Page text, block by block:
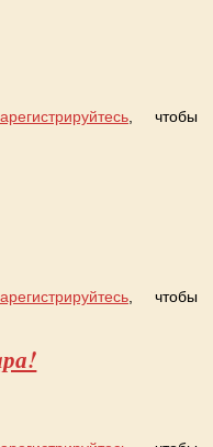
, чтобы
, чтобы